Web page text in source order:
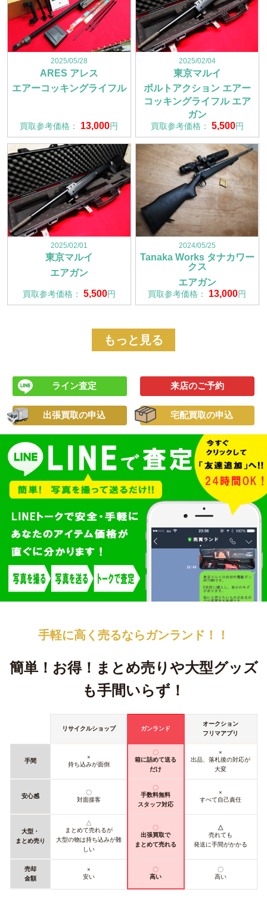
2025/05/28
ARES アレス
エアーコッキングライフル
買取参考価格： 13,000円
2025/02/04
東京マルイ
ボルトアクション エアー
コッキングライフル エア
ガン
買取参考価格： 5,500円
2025/02/01
東京マルイ
エアガン
買取参考価格： 5,500円
2024/05/25
Tanaka Works タナカワー
クス
エアガン
買取参考価格： 13,000円
もっと見る
ライン査定 来店のご予約
出張買取の申込 宅配買取の申込
手軽に高く売るならガンランド！！
簡単！お得！ まとめ売りや大型グッズ
も手間いらず！
リサイクルショップ ガンランド
オークション
フリマアプリ
手間
×
持ち込みが面倒
〇
箱に詰めて送る
だけ
×
出品、落札後の対応が
大変
安心感
〇
対面接客
〇
手数料無料
スタッフ対応
×
すべて自己責任
大型・
まとめ売り
△
まとめて売れるが
大型の物は持ち込みが難
しい
〇
出張買取で
まとめて売れる
△
売れても
発送に手間がかかる
売却
金額
×
安い
〇
高い
〇
高い